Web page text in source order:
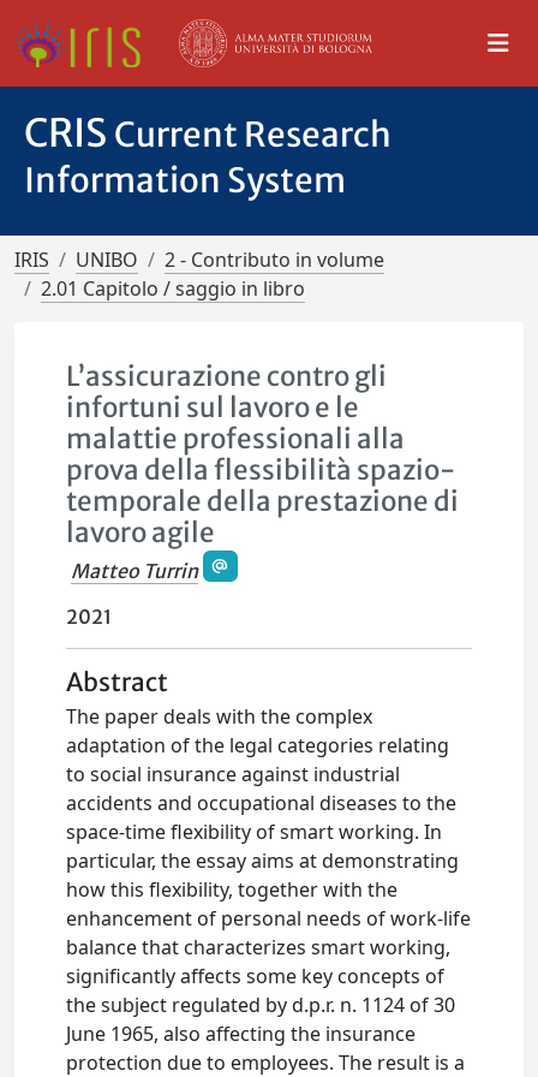
CRIS Current Research
Information System
IRIS UNIBO
2 - Contributo in volume
2.01 Capitolo / saggio in libro
L’assicurazione contro gli
infortuni sul lavoro e le
malattie professionali alla
prova della flessibilità spazio-
temporale della prestazione di
lavoro agile
Matteo Turrin
2021
Abstract
The paper deals with the complex
adaptation of the legal categories relating
to social insurance against industrial
accidents and occupational diseases to the
space-time flexibility of smart working. In
particular, the essay aims at demonstrating
how this flexibility, together with the
enhancement of personal needs of work-life
balance that characterizes smart working,
significantly affects some key concepts of
the subject regulated by d.p.r. n. 1124 of 30
June 1965, also affecting the insurance
protection due to employees. The result is a